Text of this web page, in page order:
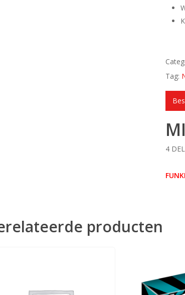
Tag:
4
producten